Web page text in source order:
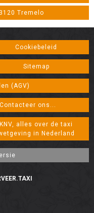
Tremelo
Cookiebeleid
Sitemap
(AGV)
ons...
KNV, alles over de taxi
in Nederland